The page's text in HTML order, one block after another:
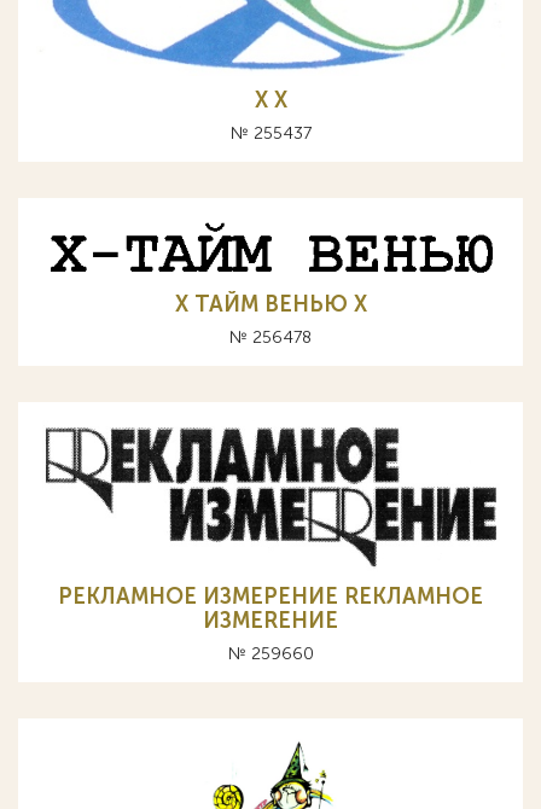
Х X
№ 255437
Х ТАЙМ ВЕНЬЮ X
№ 256478
РЕКЛАМНОЕ ИЗМЕРЕНИЕ RЕКЛАМНОЕ
ИЗМЕRЕНИЕ
№ 259660